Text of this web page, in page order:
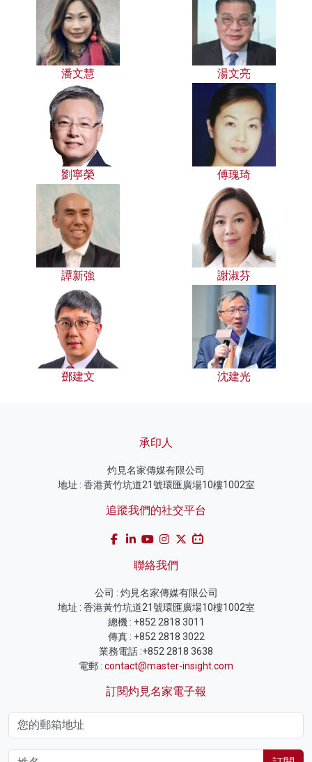
潘文慧 湯文亮
劉寧榮 傅瑰琦
譚新強 謝淑芬
鄧建文 沈建光
承印人
灼見名家傳媒有限公司
地址 : 香港黃竹坑道21號環匯廣場10樓1002室
追蹤我們的社交平台
聯絡我們
公司 : 灼見名家傳媒有限公司
地址 : 香港黃竹坑道21號環匯廣場10樓1002室
總機 : +852 2818 3011
傳真 : +852 2818 3022
業務電話 :+852 2818 3638
電郵 : contact@master-insight.com
訂閱灼見名家電子報